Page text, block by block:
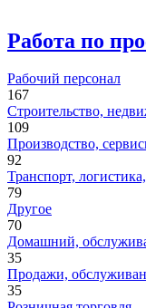
Работа по
Рабочий персонал
167
Строительство,
109
Производство,
92
Транспорт,
79
Другое
70
Домашний,
35
Продажи,
35